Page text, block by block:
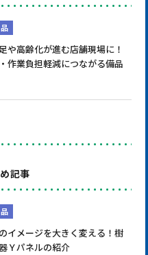
や高齢化が進む店舗現場に！
作業負担軽減につながる備品
記事
イメージを大きく変える！樹
Ｙパネルの紹介